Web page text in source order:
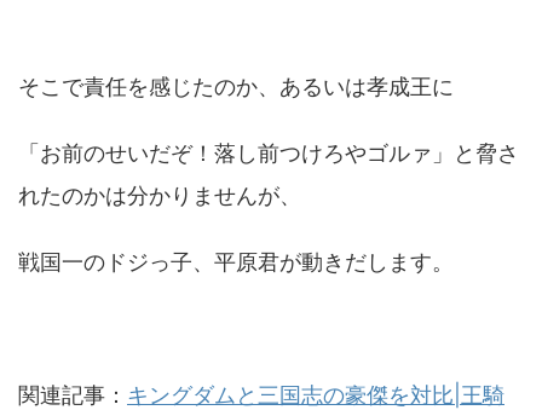
そこで責任を感じたのか、あるいは孝成王に
「お前のせいだぞ！落し前つけろやゴルァ」と脅さ
れたのかは分かりませんが、
戦国一のドジっ子、平原君が動きだします。
関連記事： キングダムと三国志の豪傑を対比|王騎